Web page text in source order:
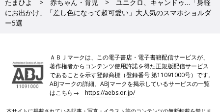
たまひよ 赤ちゃん・育児
ユニクロ、キャンドゥ…「身軽
にお出かけ」「差し色になって超可愛い」大人気のスマホショルダ
ー5選
ＡＢＪマークは、この電子書店・電子書籍配信サービスが、
著作権者からコンテンツ使用許諾を得た正規版配信サービス
であることを示す登録商標（登録番号 第11091000号）です。
ABJマークの詳細、ABJマークを掲示しているサービスの一覧
はこちら→https://aebs.or.jp/